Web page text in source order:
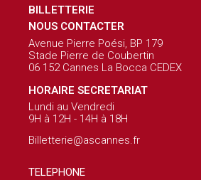
BILLETTERIE
NOUS CONTACTER
Avenue Pierre Poési, BP 179
Stade Pierre de Coubertin
06 152 Cannes La Bocca CEDEX
HORAIRE SECRETARIAT
Lundi au Vendredi
9H à 12H - 14H à 18H
Billetterie@ascannes.fr
TELEPHONE